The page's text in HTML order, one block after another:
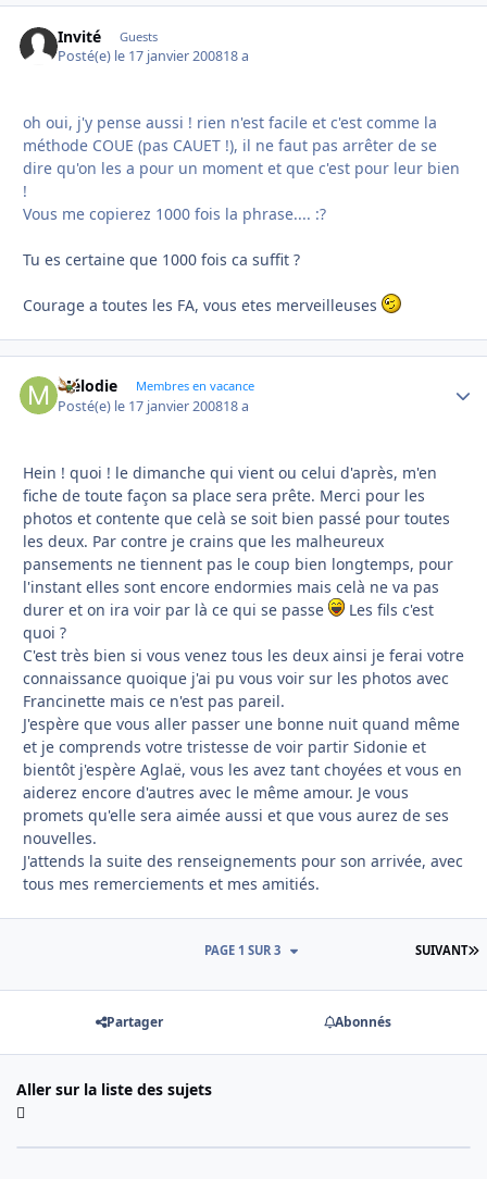
Invité Guests
Posté(e) le 17 janvier 200818 a
oh oui, j'y pense aussi ! rien n'est facile et c'est comme la
méthode COUE (pas CAUET !), il ne faut pas arrêter de se
dire qu'on les a pour un moment et que c'est pour leur bien
!
Vous me copierez 1000 fois la phrase.... :?
Tu es certaine que 1000 fois ca suffit ?
Courage a toutes les FA, vous etes merveilleuses
Mélodie Membres en vacance
Posté(e) le 17 janvier 200818 a
Hein ! quoi ! le dimanche qui vient ou celui d'après, m'en
fiche de toute façon sa place sera prête. Merci pour les
photos et contente que celà se soit bien passé pour toutes
les deux. Par contre je crains que les malheureux
pansements ne tiennent pas le coup bien longtemps, pour
l'instant elles sont encore endormies mais celà ne va pas
durer et on ira voir par là ce qui se passe
Les fils c'est
quoi ?
C'est très bien si vous venez tous les deux ainsi je ferai votre
connaissance quoique j'ai pu vous voir sur les photos avec
Francinette mais ce n'est pas pareil.
J'espère que vous aller passer une bonne nuit quand même
et je comprends votre tristesse de voir partir Sidonie et
bientôt j'espère Aglaë, vous les avez tant choyées et vous en
aiderez encore d'autres avec le même amour. Je vous
promets qu'elle sera aimée aussi et que vous aurez de ses
nouvelles.
J'attends la suite des renseignements pour son arrivée, avec
tous mes remerciements et mes amitiés.
SUIVANT
PAGE 1 SUR 3
Partager Abonnés
Aller sur la liste des sujets